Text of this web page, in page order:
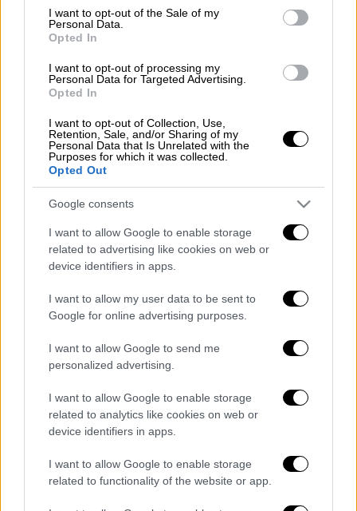
consent section.
I want to opt-out of the Sale of my
Personal Data.
Opted In
I want to opt-out of processing my
Personal Data for Targeted Advertising.
Opted In
I want to opt-out of Collection, Use,
Retention, Sale, and/or Sharing of my
Personal Data that Is Unrelated with the
Purposes for which it was collected.
Opted Out
Google consents
I want to allow Google to enable storage
related to advertising like cookies on web or
device identifiers in apps.
I want to allow my user data to be sent to
Google for online advertising purposes.
I want to allow Google to send me
personalized advertising.
I want to allow Google to enable storage
related to analytics like cookies on web or
device identifiers in apps.
I want to allow Google to enable storage
related to functionality of the website or app.
από φωτιά σε σπίτι - Καταπλακώθηκε
από τη σκεπή
ηλικιωμένη βρέθηκε το πρωί της Τρίτης
(3/6) και ενημερώθηκε ηΛιμενική Αρχή των
Μεθάνων, με ασθενοφόρο του ΕΚΑΒ να
παραλαμβάνει τη γυναίκα, με το πλήρωμα να
διαπιστώνει τον
συνέχεια η σορός μεταφέρθηκε στο Κέντρο
ΥγείαςΓαλατά.
Α’ Λιμενικό Τμήμα Μεθάνων
ΛιμεναρχείουΠόρου διενεργεί προανάκριση,
ενώ η σορός θα μεταφερθεί στο
Νεκροτομείο Πειραιά
για τη διενέργεια
νεκροψίας – νεκροτομής.
Διαβάστε ακόμη
Θρήνος για τον Λιονέλ Μέσι: Πέθανε στα 68
του χρόνια ο πατέρας του, Χόρχε
μεγάλη επιχείρηση διάσωσης - 254 πολίτες